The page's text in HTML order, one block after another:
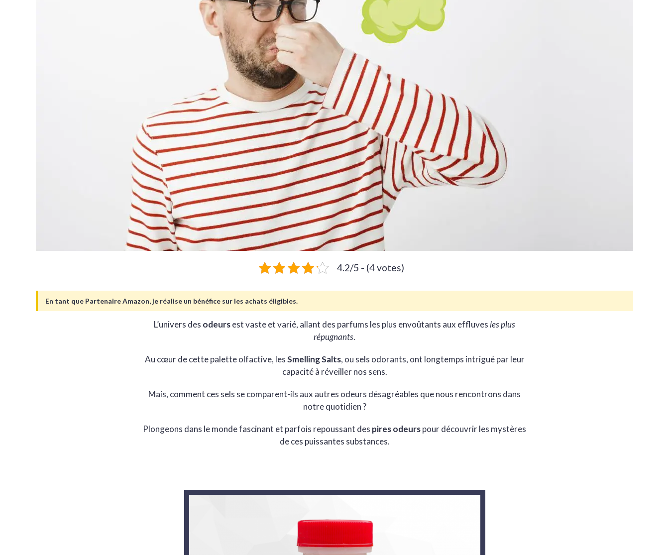
4.2/5 - (4 votes)
En tant que Partenaire Amazon, je réalise un bénéfice sur les achats éligibles.
L’univers des odeursest vaste et varié, allant des parfums les plus envoûtants aux effluves les plus
répugnants.
Au cœur de cette palette olfactive, lesSmelling Salts, ou sels odorants, ont longtemps intrigué par leur
capacité à réveiller nos sens.
Mais, comment ces sels se comparent-ils aux autres odeurs désagréables que nous rencontrons dans
notre quotidien ?
Plongeons dans le monde fascinant et parfois repoussant des pires odeurspour découvrir les mystères
de ces puissantes substances.